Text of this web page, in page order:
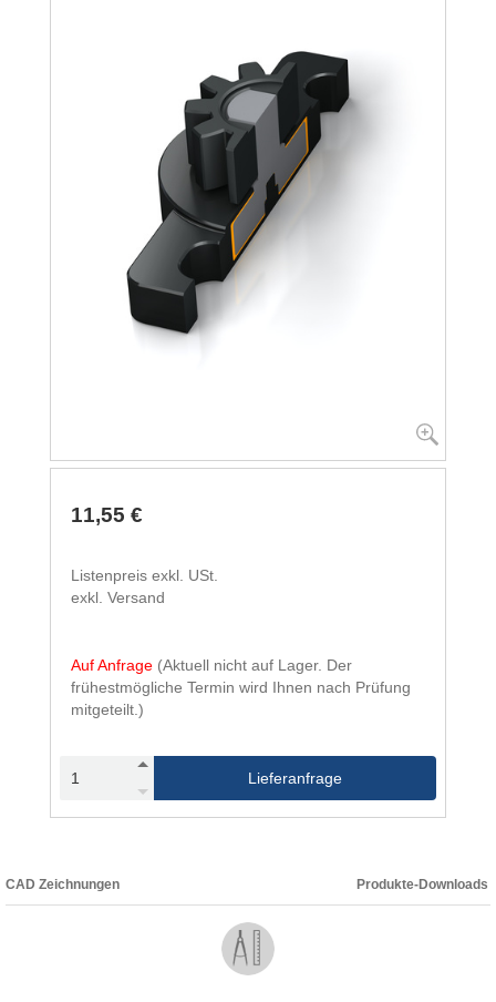
11,55 €
Listenpreis exkl. USt.
exkl. Versand
Auf Anfrage (Aktuell nicht auf Lager. Der
frühestmögliche Termin wird Ihnen nach Prüfung
mitgeteilt.)
Lieferanfrage
CAD Zeichnungen Produkte-Downloads